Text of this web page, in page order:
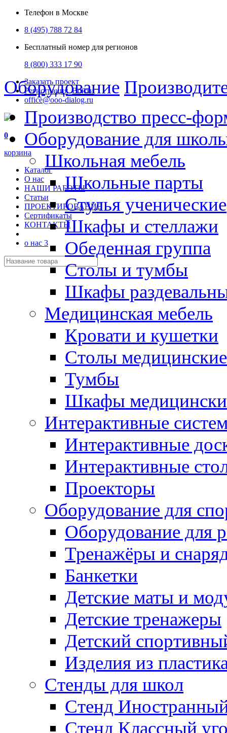
Телефон в Москве
8 (495) 788 72 84
Бесплатный номер для регионов
8 (800) 333 17 90
Заказать проект
Регистрация Войти
office@ooo-dialog.ru
0
корзина
Каталог
О нас
НАШИ РАБОТЫ
Статьи
ПРОЕКТИРОВАНИЕ
Сертификаты
КОНТАКТЫ
о нас 3
Оборудование
Производство пресс-
Оборудование для
Школьная мебель
Школьные парты
Стулья ученические
Шкафы и стеллажи
Обеденная группа
Столы и тумбы
Шкафы
Медицинская мебель
Кровати и кушетки
Столы медицинские
Тумбы
Шкафы
Интерактивные
Интерактивные
Интерактивные
Проекторы
Оборудование для
Оборудование для
Тренажёры и
Банкетки
Детские маты и
Детские тренажеры
Детский
Изделия из
Стенды для школ
Стенд
Стенд Классный